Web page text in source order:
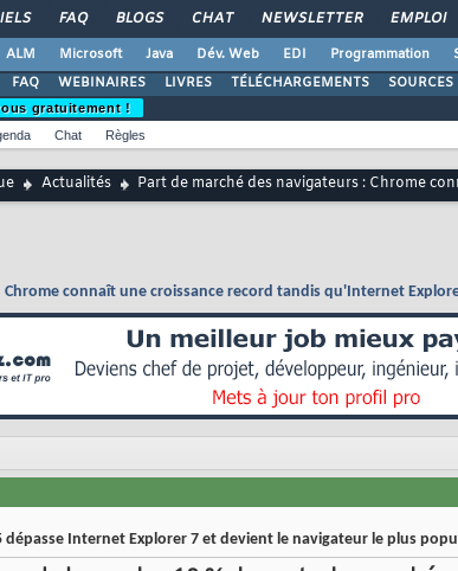
FAQ BLOGS CHAT NEWSLETTER EMPLOI
ALM Microsoft Java Dév. Web EDI Programmation
FAQ WEBINAIRES LIVRES TÉLÉCHARGEMENTS SOURCES
gratuitement !
Chat Règles
Actualités Part de marché des navigateurs : Chrome
Chrome connaît une croissance record tandis qu'Internet
dépasse Internet Explorer 7 et devient le navigateur le plus